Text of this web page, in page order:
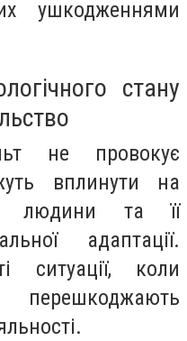
ушкодженнями
стану
не провокує
вплинути на
людини та її
адаптації.
ситуації, коли